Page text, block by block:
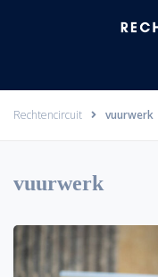
Rechtencircuit vuurwerk
vuurwerk